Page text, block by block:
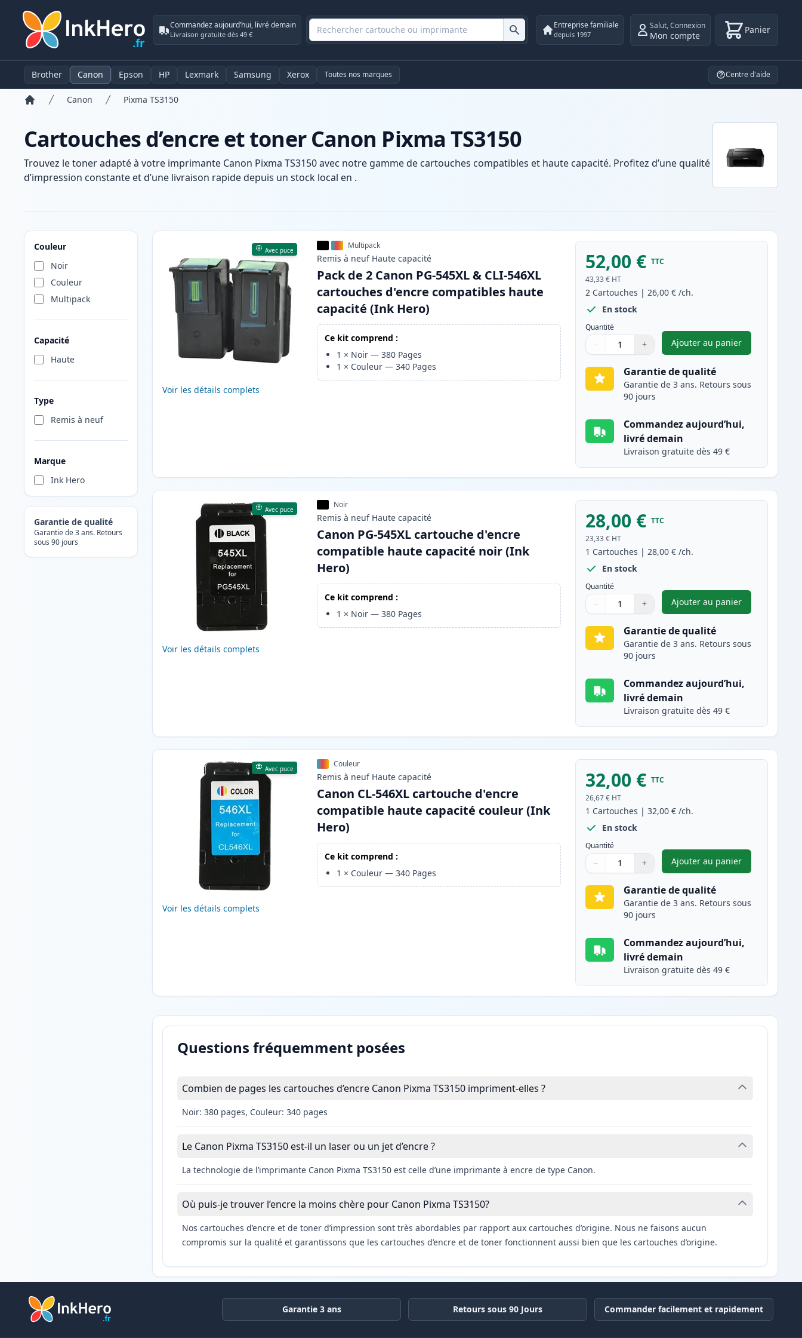
Commandez aujourd’hui, livré demain
Livraison gratuite dès 49 €
Entreprise familiale
depuis 1997
Salut,Connexion
Mon compte Panier
Brother Canon Epson HP Lexmark Samsung Xerox Toutes nos marques Centre d'aide
Canon Pixma TS3150
Cartouches d’encre et toner Canon Pixma TS3150
Trouvez le toner adapté à votre imprimante Canon Pixma TS3150 avec notre gamme de cartouches compatibles et haute capacité. Profitez d’une qualité
d’impression constante et d’une livraison rapide depuis un stock local en .
Couleur
Noir
Couleur
Multipack
Capacité
Haute
Type
Remis à neuf
Marque
Ink Hero
Garantie de qualité
Garantie de 3 ans. Retours
sous 90 jours
Produits
Avec puce
Voir les détails complets
Multipack
Remis à neuf Haute capacité
Pack de 2 Canon PG-545XL & CLI-546XL
cartouches d'encre compatibles haute
capacité (Ink Hero)
Ce kit comprend :
1 × Noir —380 Pages
1 × Couleur —340 Pages
52,00 € TTC
43,33 € HT
2 Cartouches |26,00 € /ch.
En stock
Quantité
Quantité
Utilisez les boutons pour ajuster
− +
Quantité
Ajouter au panier
,Pack de 2 Canon PG-
Garantie de qualité
Garantie de 3 ans. Retours sous
90 jours
Commandez aujourd’hui,
livré demain
Livraison gratuite dès 49 €
Avec puce
Voir les détails complets
Noir
Remis à neuf Haute capacité
Canon PG-545XL cartouche d'encre
compatible haute capacité noir (Ink
Hero)
Ce kit comprend :
1 × Noir —380 Pages
28,00 € TTC
23,33 € HT
1 Cartouches |28,00 € /ch.
En stock
Quantité
Quantité
Utilisez les boutons pour ajuster
− +
Quantité
Ajouter au panier
,Canon PG-545XL
Garantie de qualité
Garantie de 3 ans. Retours sous
90 jours
Commandez aujourd’hui,
livré demain
Livraison gratuite dès 49 €
Avec puce
Voir les détails complets
Couleur
Remis à neuf Haute capacité
Canon CL-546XL cartouche d'encre
compatible haute capacité couleur (Ink
Hero)
Ce kit comprend :
1 × Couleur —340 Pages
32,00 € TTC
26,67 € HT
1 Cartouches |32,00 € /ch.
En stock
Quantité
Quantité
Utilisez les boutons pour ajuster
− +
Quantité
Ajouter au panier
,Canon CL-546XL
Garantie de qualité
Garantie de 3 ans. Retours sous
90 jours
Commandez aujourd’hui,
livré demain
Livraison gratuite dès 49 €
Questions fréquemment posées
Combien de pages les cartouches d’encre Canon Pixma TS3150 impriment-elles ?
Noir: 380 pages, Couleur: 340 pages
Le Canon Pixma TS3150 est-il un laser ou un jet d’encre ?
La technologie de l’imprimante Canon Pixma TS3150 est celle d’une imprimante à encre de type Canon.
Où puis-je trouver l’encre la moins chère pour Canon Pixma TS3150?
Nos cartouches d’encre et de toner d’impression sont très abordables par rapport aux cartouches d’origine. Nous ne faisons aucun
compromis sur la qualité et garantissons que les cartouches d’encre et de toner fonctionnent aussi bien que les cartouches d’origine.
Garantie 3 ans Retours sous 90 Jours Commander facilement et rapidement